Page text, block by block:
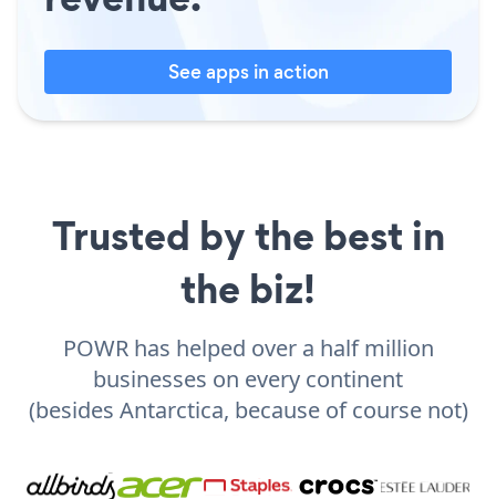
See apps in action
Trusted by the best in
the biz!
POWR has helped over a half million
businesses on every continent
(besides Antarctica, because of course not)